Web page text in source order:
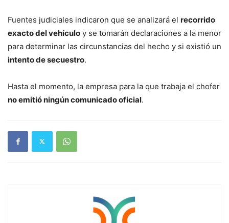
Fuentes judiciales indicaron que se analizará el recorrido
exacto del vehículo y se tomarán declaraciones a la menor
para determinar las circunstancias del hecho y si existió un
intento de secuestro.
Hasta el momento, la empresa para la que trabaja el chofer
no emitió ningún comunicado oficial.